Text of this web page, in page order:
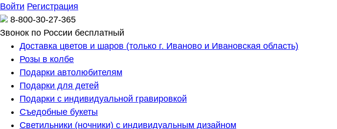
Войти Регистрация
8-800-30-27-365
Звонок по России бесплатный
Доставка цветов и шаров (только г. Иваново и Ивановская область)
Розы в колбе
Подарки автолюбителям
Подарки для детей
Подарки с индивидуальной гравировкой
Съедобные букеты
Светильники (ночники) с индивидуальным дизайном